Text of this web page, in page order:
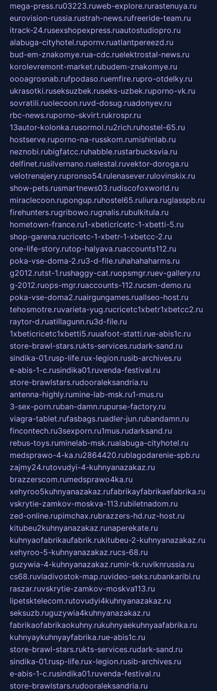
mega-press.ru03223.ruweb-explore.rurastenuya.ru
eurovision-russia.rustrah-news.rufreeride-team.ru
itrack-24.rusexshopexpress.ruautostudiopro.ru
alabuga-cityhotel.rupornv.ruatlantpereezd.ru
bud-em-znakomye.rua-cdc.ruelektrostal-news.ru
korolevremont-market.rubudem-znakomye.ru
oooagrosnab.rufpodaso.ruemfire.rupro-otdelky.ru
ukrasotki.ruseksuzbek.ruseks-uzbek.ruporno-vk.ru
sovratili.ruolecoon.ruvd-dosug.ruadonyev.ru
rbc-news.ruporno-skvirt.rukrospr.ru
13autor-kolonka.rusormol.ru2rich.ruhostel-65.ru
hostserve.ruporno-na-russkom.rumishinlab.ru
neznobi.rubigfatcc.ruhabble.rustarbucksvia.ru
delfinet.rusilvernano.ruelestal.ruvektor-doroga.ru
velotrenajery.rupronso54.rulenasever.rulovinskix.ru
show-pets.rusmartnews03.rudiscofoxworld.ru
miraclecoon.rupongup.ruhostel65.ruliura.ruglasspb.ru
firehunters.rugribowo.rugnalis.rubulkitula.ru
hometown-france.ru1-xbeticricetc-1-xbetti-5.ru
shop-garena.rucricetc-1-xbetr-1-xbetcc-2.ru
one-life-story.rutop-halyava.ruaccounts112.ru
poka-vse-doma-2.ru3-d-file.ruhahahaharms.ru
g2012.rutst-1.rushaggy-cat.ruopsmgr.ruev-gallery.ru
g-2012.ruops-mgr.ruaccounts-112.rucsm-demo.ru
poka-vse-doma2.ruairgungames.ruallseo-host.ru
tehosmotre.ruvarieta-yug.rucricetc1xbetr1xbetcc2.ru
raytor-d.ruatillagunn.ru3d-file.ru
1xbeticricetc1xbetti5.ruuafoot-statti.rue-abis1c.ru
store-brawl-stars.rukts-services.rudark-sand.ru
sindika-01.rusp-life.rux-legion.rusib-archives.ru
e-abis-1-c.rusindika01.ruvenda-festival.ru
store-brawlstars.rudooraleksandria.ru
antenna-highly.rumine-lab-msk.ru1-mus.ru
3-sex-porn.ruban-damn.rupurse-factory.ru
viagra-tablet.rufasbags.ruadler-jun.rubandamn.ru
fincontech.ru3sexporn.ru1mus.rudarksand.ru
rebus-toys.ruminelab-msk.rualabuga-cityhotel.ru
medsprawo-4-ka.ru2864420.rublagodarenie-spb.ru
zajmy24.rutovudyi-4-kuhnyanazakaz.ru
brazzerscom.rumedsprawo4ka.ru
xehyroo5kuhnyanazakaz.rufabrikayfabrikaefabrika.ru
vskrytie-zamkov-moskva-113.rubiletnadom.ru
zed-online.rupimchax.rubrazzers-hd.ruz-host.ru
kitubeu2kuhnyanazakaz.runaperekate.ru
kuhnyaofabrikaufabrik.rukitubeu-2-kuhnyanazakaz.ru
xehyroo-5-kuhnyanazakaz.rucs-68.ru
guzywia-4-kuhnyanazakaz.rumir-tk.ruvlknrussia.ru
cs68.ruvladivostok-map.ruvideo-seks.rubankaribi.ru
raszar.ruvskrytie-zamkov-moskva113.ru
lipetsktelecom.rutovudyi4kuhnyanazakaz.ru
seksuzb.ruguzywia4kuhnyanazakaz.ru
fabrikaofabrikaokuhny.rukuhnyaekuhnyaafabrika.ru
kuhnyaykuhnyayfabrika.rue-abis1c.ru
store-brawl-stars.rukts-services.rudark-sand.ru
sindika-01.rusp-life.rux-legion.rusib-archives.ru
e-abis-1-c.rusindika01.ruvenda-festival.ru
store-brawlstars.rudooraleksandria.ru